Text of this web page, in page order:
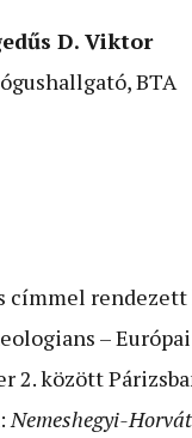
D. Viktor
BTA
címmel
–
2. között
Nemeshegyi-